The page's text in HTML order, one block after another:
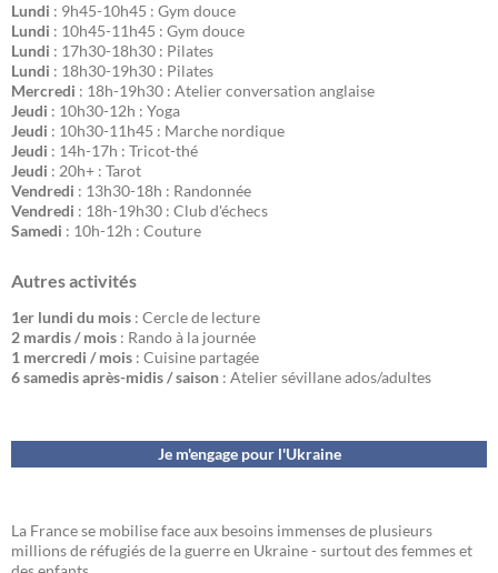
Lundi : 9h45-10h45 : Gym douce
Lundi : 10h45-11h45 : Gym douce
Lundi : 17h30-18h30 : Pilates
Lundi : 18h30-19h30 : Pilates
Mercredi : 18h-19h30 : Atelier conversation anglaise
Jeudi : 10h30-12h : Yoga
Jeudi : 10h30-11h45 : Marche nordique
Jeudi : 14h-17h : Tricot-thé
Jeudi : 20h+ : Tarot
Vendredi : 13h30-18h : Randonnée
Vendredi : 18h-19h30 : Club d'échecs
Samedi : 10h-12h : Couture
Autres activités
1er lundi du mois : Cercle de lecture
2 mardis / mois : Rando à la journée
1 mercredi / mois : Cuisine partagée
6 samedis après-midis / saison : Atelier sévillane ados/adultes
Je m'engage pour l'Ukraine
La France se mobilise face aux besoins immenses de plusieurs
millions de réfugiés de la guerre en Ukraine - surtout des femmes et